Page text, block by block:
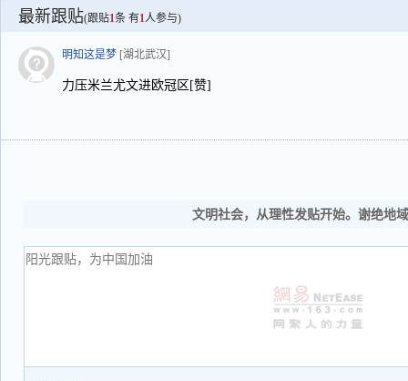
最新跟贴(跟贴1条 有1人参与)
明知这是梦 [湖北武汉]
力压米兰尤文进欧冠区[赞]
文明社会，从理性发贴开始。谢绝地